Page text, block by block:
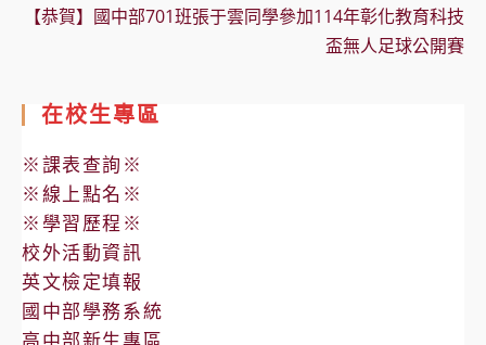
【恭賀】國中部701班張于雲同學參加114年彰化教育科技
盃無人足球公開賽
在校生專區
※課表查詢※
※線上點名※
※學習歷程※
校外活動資訊
英文檢定填報
國中部學務系統